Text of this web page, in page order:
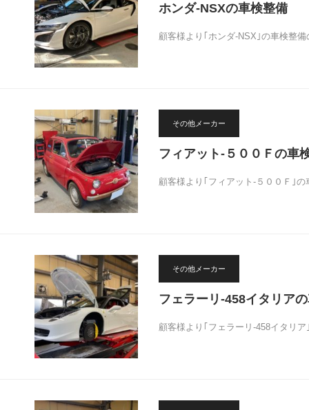
ホンダ-NSXの車検整備
顧客様より｢ホンダ-NSX｣の車検整
その他メーカー
フィアット-５００Ｆの車
顧客様より｢フィアット-５００Ｆ｣
その他メーカー
フェラーリ-458イタリア
顧客様より｢フェラーリ-458イタリ